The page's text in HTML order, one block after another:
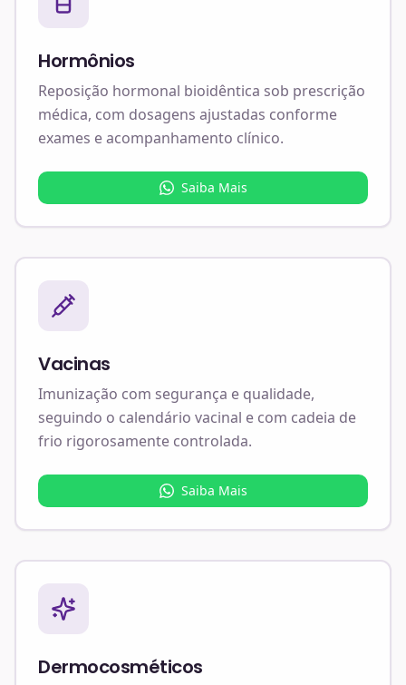
Hormônios
Reposição hormonal bioidêntica sob prescrição
médica, com dosagens ajustadas conforme
exames e acompanhamento clínico.
Saiba Mais
Vacinas
Imunização com segurança e qualidade,
seguindo o calendário vacinal e com cadeia de
frio rigorosamente controlada.
Saiba Mais
Dermocosméticos